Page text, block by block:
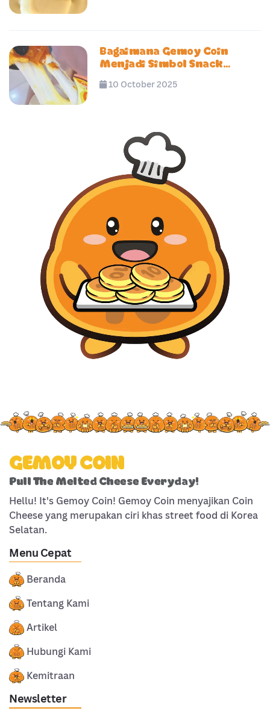
Bagaimana Gemoy Coin
Menjadi Simbol Snack
10 October 2025
GEMOY COIN
Pull The Melted Cheese Everyday!
Hellu! It's Gemoy Coin! Gemoy Coin menyajikan Coin
Cheese yang merupakan ciri khas street food di Korea
Selatan.
Menu Cepat
Beranda
Tentang Kami
Artikel
Hubungi Kami
Kemitraan
Newsletter